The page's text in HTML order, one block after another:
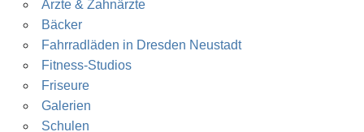
Ärzte & Zahnärzte
Bäcker
Fahrradläden in Dresden Neustadt
Fitness-Studios
Friseure
Galerien
Schulen